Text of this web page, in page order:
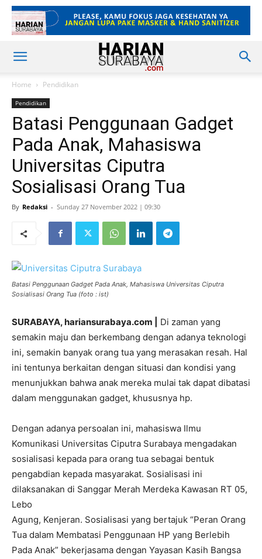
Home Pendidikan
Pendidikan
Batasi Penggunaan Gadget
Pada Anak, Mahasiswa
Universitas Ciputra
Sosialisasi Orang Tua
By Redaksi - Sunday 27 November 2022 | 09:30
Batasi Penggunaan Gadget Pada Anak, Mahasiswa Universitas Ciputra
Sosialisasi Orang Tua (foto : ist)
SURABAYA, hariansurabaya.com |
Di zaman yang
semakin maju dan berkembang dengan adanya teknologi
ini, semakin banyak orang tua yang merasakan resah. Hal
ini tentunya berkaitan dengan situasi dan kondisi yang
menunjukkan bahwa anak mereka mulai tak dapat dibatasi
dalam menggunakan gadget, khususnya hp.
Dengan adanya persoalan ini, mahasiswa Ilmu
Komunikasi Universitas Ciputra Surabaya mengadakan
sosialisasi kepada para orang tua sebagai bentuk
pengabdian kepada masyarakat. Sosialisasi ini
dilaksanakan di Sanggar Merah Merdeka Kawasan RT 05,
Lebo
Agung, Kenjeran. Sosialisasi yang bertajuk “Peran Orang
Tua dalam Membatasi Penggunaan HP yang Berlebih
Pada Anak” bekerjasama dengan Yayasan Kasih Bangsa